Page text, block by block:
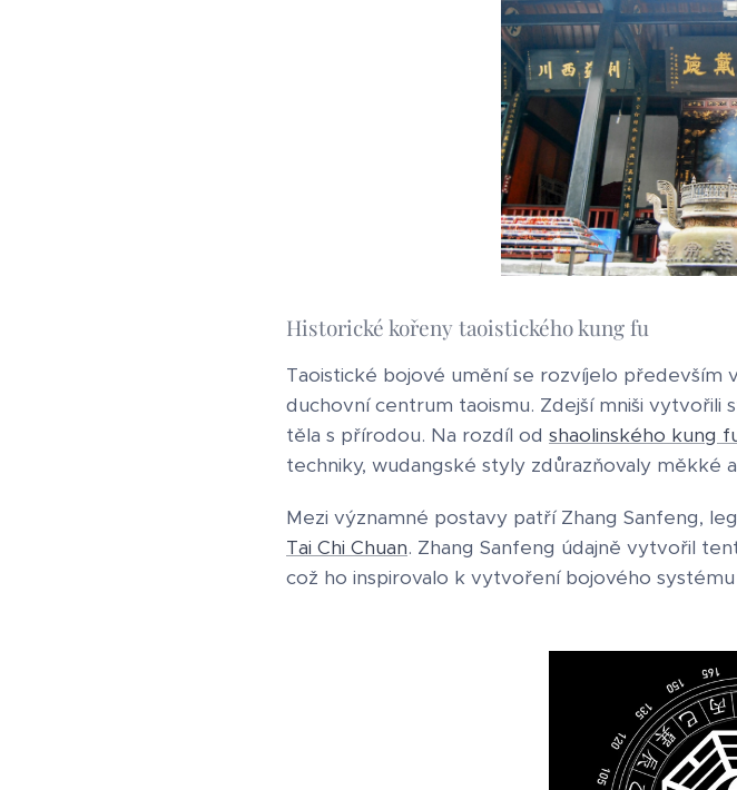
Historické kořeny taoistického kung fu
Taoistické bojové umění se rozvíjelo především
duchovní centrum taoismu. Zdejší mniši vytvořili
těla s přírodou. Na rozdíl od shaolinského kung
techniky, wudangské styly zdůrazňovaly měkké
Mezi významné postavy patří Zhang Sanfeng,
Tai Chi Chuan. Zhang Sanfeng údajně vytvořil
což ho inspirovalo k vytvoření bojového